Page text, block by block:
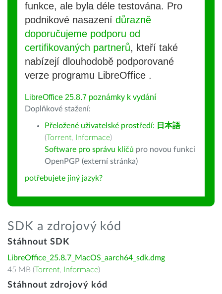
funkce, ale byla déle testována. Pro
podnikové nasazení důrazně
doporučujeme podporu od
certifikovaných partnerů, kteří také
nabízejí dlouhodobě podporované
verze programu LibreOffice .
LibreOffice 25.8.7 poznámky k vydání
Doplňkové stažení:
Přeložené uživatelské prostředí: 日本語
(Torrent, Informace)
Software pro správu klíčů pro novou funkci
OpenPGP (externí stránka)
potřebujete jiný jazyk?
SDK a zdrojový kód
Stáhnout SDK
LibreOffice_25.8.7_MacOS_aarch64_sdk.dmg
45 MB (Torrent, Informace)
Stáhnout zdrojový kód